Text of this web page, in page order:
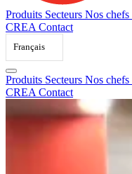
Produits Secteurs Nos chefs
CREA Contact
Français
Produits Secteurs Nos chefs
CREA Contact